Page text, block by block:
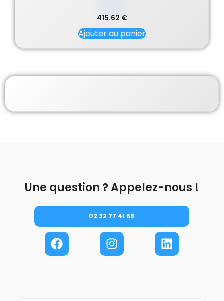
415.62 €
Ajouter au panier
Une question ? Appelez-nous !
02 32 77 41 68